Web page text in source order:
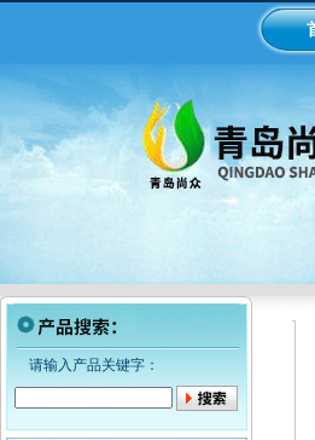
请输入产品关键字：